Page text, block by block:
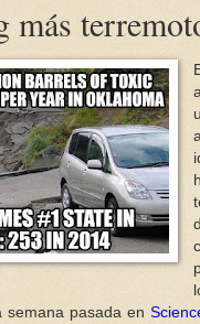
más
semana pasada en